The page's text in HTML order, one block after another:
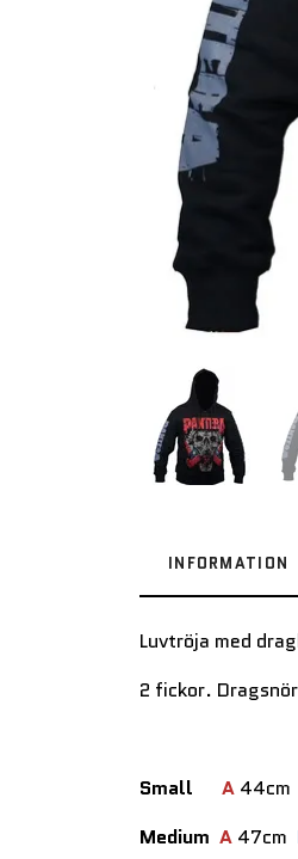
INFORMATION
Luvtröja med
2 fickor.
Small A 44cm
Medium A 47cm